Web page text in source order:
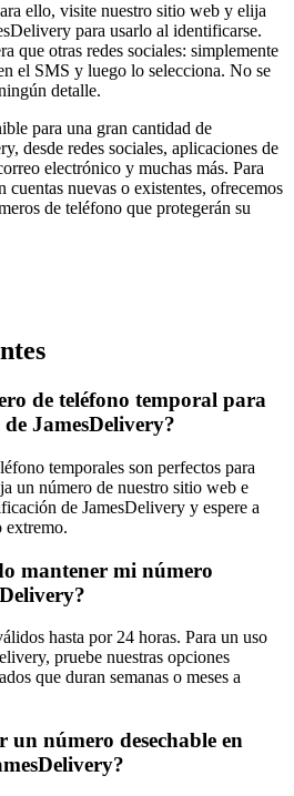
ello, visite nuestro sitio web y elija
para usarlo al identificarse.
que otras redes sociales: simplemente
el SMS y luego lo selecciona. No se
detalle.
para una gran cantidad de
desde redes sociales, aplicaciones de
electrónico y muchas más. Para
cuentas nuevas o existentes, ofrecemos
de teléfono que protegerán su
de teléfono temporal para
JamesDelivery?
temporales son perfectos para
un número de nuestro sitio web e
de JamesDelivery y espere a
extremo.
mantener mi número
hasta por 24 horas. Para un uso
pruebe nuestras opciones
que duran semanas o meses a
un número desechable en